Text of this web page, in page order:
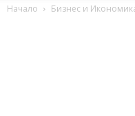
Начало Бизнес и